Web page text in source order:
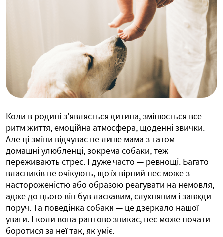
Коли в родині з’являється дитина, змінюється все —
ритм життя, емоційна атмосфера, щоденні звички.
Але ці зміни відчуває не лише мама з татом —
домашні улюбленці, зокрема собаки, теж
переживають стрес. І дуже часто — ревнощі. Багато
власників не очікують, що їх вірний пес може з
настороженістю або образою реагувати на немовля,
адже до цього він був ласкавим, слухняним і завжди
поруч. Та поведінка собаки — це дзеркало нашої
уваги. І коли вона раптово зникає, пес може почати
боротися за неї так, як уміє.